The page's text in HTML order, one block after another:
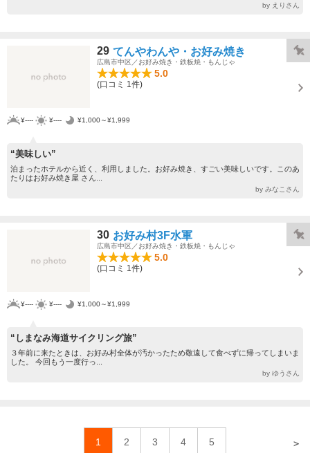
by えりさん
29 てんやわんや・お好み焼き
広島市中区／お好み焼き・鉄板焼・もんじゃ
5.0
(口コミ 1件)
¥---- ¥---- ¥1,000～¥1,999
“美味しい”
泊まったホテルから近く、利用しました。お好み焼き、すごい美味しいです。このあ
たりはお好み焼き屋 さん...
by みなこさん
30 お好み村3F水軍
広島市中区／お好み焼き・鉄板焼・もんじゃ
5.0
(口コミ 1件)
¥---- ¥---- ¥1,000～¥1,999
“しまなみ海道サイクリング旅”
３年前に来たときは、お好み村全体が汚かったため敬遠して食べずに帰ってしまいま
した。 今回もう一度行っ...
by ゆうさん
1 2 3 4 5 ＞